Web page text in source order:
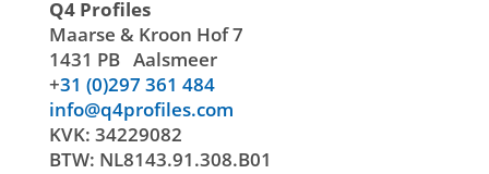
Q4 Profiles
Maarse & Kroon Hof 7
1431 PB Aalsmeer
+31 (0)297 361 484
info@q4profiles.com
KVK: 34229082
BTW: NL8143.91.308.B01